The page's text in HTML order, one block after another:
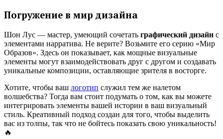
Погружение в мир дизайна
Шон Лус — мастер, умеющий сочетать графический дизайн с
элементами нарратива. Не верите? Возьмите его серию «Мир
Образов». Здесь он показывает, как мощные визуальные
элементы могут взаимодействовать друг с другом и создавать
уникальные композиции, оставляющие зрителя в восторге.
Хотите, чтобы ваш логотип служил тем же налетом
волшебства? Тогда вам стоит подумать о том, как вы можете
интегрировать элементы вашей истории в ваш визуальный
стиль. Креативный подход создан для того, чтобы выделить
вас из толпы, так что не бойтесь показать свою уникальность!
🔥